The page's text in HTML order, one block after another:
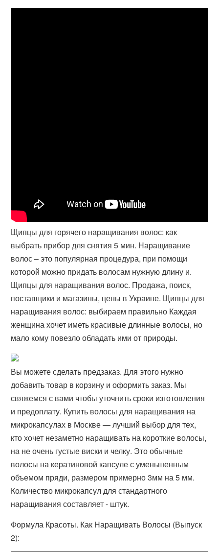
Щипцы для горячего наращивания волос: как
выбрать прибор для снятия 5 мин. Наращивание
волос – это популярная процедура, при помощи
которой можно придать волосам нужную длину и.
Щипцы для наращивания волос. Продажа, поиск,
поставщики и магазины, цены в Украине. Щипцы для
наращивания волос: выбираем правильно Каждая
женщина хочет иметь красивые длинные волосы, но
мало кому повезло обладать ими от природы.
Вы можете сделать предзаказ. Для этого нужно
добавить товар в корзину и оформить заказ. Мы
свяжемся с вами чтобы уточнить сроки изготовления
и предоплату. Купить волосы для наращивания на
микрокапсулах в Москве — лучший выбор для тех,
кто хочет незаметно наращивать на короткие волосы,
на не очень густые виски и челку. Это обычные
волосы на кератиновой капсуле с уменьшенным
объемом пряди, размером примерно 3мм на 5 мм.
Количество микрокапсул для стандартного
наращивания составляет - штук.
Формула Красоты. Как Наращивать Волосы (Выпуск
2):